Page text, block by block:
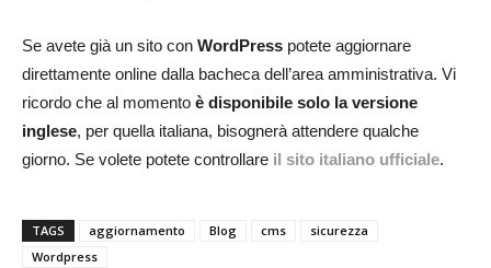
Se avete già un sito con WordPress potete aggiornare
direttamente online dalla bacheca dell’area amministrativa. Vi
ricordo che al momento è disponibile solo la versione
inglese, per quella italiana, bisognerà attendere qualche
giorno. Se volete potete controllare il sito italiano ufficiale.
TAGS aggiornamento Blog cms
sicurezza
Wordpress